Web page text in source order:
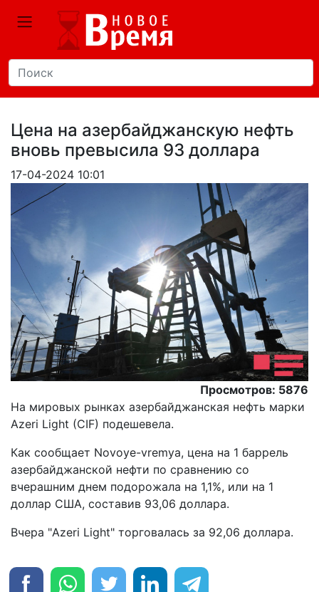
Цена на азербайджанскую нефть
вновь превысила 93 доллара
17-04-2024 10:01
Просмотров: 5876
На мировых рынках азербайджанская нефть марки
Azeri Light (CIF) подешевела.
Как сообщает Novoye-vremya, цена на 1 баррель
азербайджанской нефти по сравнению со
вчерашним днем подорожала на 1,1%, или на 1
доллар США, составив 93,06 доллара.
Вчера "Azeri Light" торговалась за 92,06 доллара.